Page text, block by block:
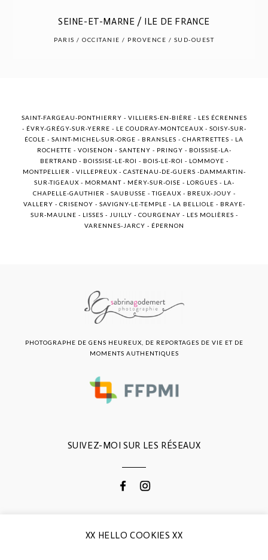
POST COMMENT
SEINE-ET-MARNE / ILE DE FRANCE
PARIS / OCCITANIE / PROVENCE / SUD-OUEST
SAINT-FARGEAU-PONTHIERRY - VILLIERS-EN-BIÈRE - LES ÉCRENNES
- ÉVRY-GRÉGY-SUR-YERRE - LE COUDRAY-MONTCEAUX - SOISY-SUR-
ÉCOLE - SAINT-MICHEL-SUR-ORGE - BRANSLES - CHARTRETTES - LA
ROCHETTE - VOISENON - SANTENY - PRINGY - BOISSISE-LA-
BERTRAND - BOISSISE-LE-ROI - BOIS-LE-ROI - LOMMOYE -
MONTPELLIER - VILLEPREUX - CASTENAU-DE-GUERS -DAMMARTIN-
SUR-TIGEAUX - MORMANT - MÉRY-SUR-OISE - LORGUES - LA-
CHAPELLE-GAUTHIER - SAUBUSSE - TIGEAUX - BREUX-JOUY -
VALLERY - CRISENOY - SAVIGNY-LE-TEMPLE - LA BELLIOLE - BRAYE-
SUR-MAULNE - LISSES - JUILLY - COURGENAY - LES MOLIÈRES -
VARENNES-JARCY - ÉPERNON
SUIVEZ-MOI SUR LES RÉSEAUX
PHOTOGRAPHE DE GENS HEUREUX, DE REPORTAGES DE VIE ET DE
MOMENTS AUTHENTIQUES
CONTACTEZ-MOI
XX HELLO COOKIES XX